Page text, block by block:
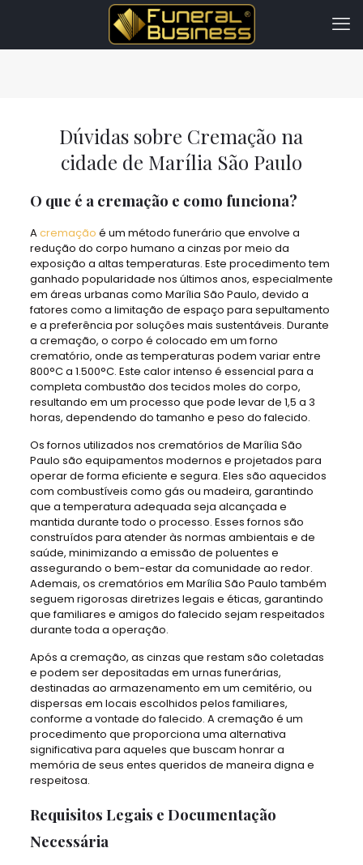
Dúvidas sobre Cremação na
cidade de Marília São Paulo
O que é a cremação e como funciona?
Acremação é um método funerário que envolve a
redução do corpo humano a cinzas por meio da
exposição a altas temperaturas. Este procedimento tem
ganhado popularidade nos últimos anos, especialmente
em áreas urbanas como Marília São Paulo, devido a
fatores como a limitação de espaço para sepultamento
e a preferência por soluções mais sustentáveis. Durante
a cremação, o corpo é colocado em um forno
crematório, onde as temperaturas podem variar entre
800°C a 1.500°C. Este calor intenso é essencial para a
completa combustão dos tecidos moles do corpo,
resultando em um processo que pode levar de 1,5 a 3
horas, dependendo do tamanho e peso do falecido.
Os fornos utilizados nos crematórios de Marília São
Paulo são equipamentos modernos e projetados para
operar de forma eficiente e segura. Eles são aquecidos
com combustíveis como gás ou madeira, garantindo
que a temperatura adequada seja alcançada e
mantida durante todo o processo. Esses fornos são
construídos para atender às normas ambientais e de
saúde, minimizando a emissão de poluentes e
assegurando o bem-estar da comunidade ao redor.
Ademais, os crematórios em Marília São Paulo também
seguem rigorosas diretrizes legais e éticas, garantindo
que familiares e amigos do falecido sejam respeitados
durante toda a operação.
Após a cremação, as cinzas que restam são coletadas
e podem ser depositadas em urnas funerárias,
destinadas ao armazenamento em um cemitério, ou
dispersas em locais escolhidos pelos familiares,
conforme a vontade do falecido. A cremação é um
procedimento que proporciona uma alternativa
significativa para aqueles que buscam honrar a
memória de seus entes queridos de maneira digna e
respeitosa.
Requisitos Legais e Documentação
Necessária